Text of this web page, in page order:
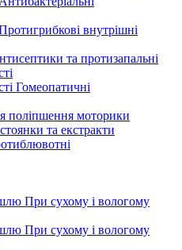
внутрішні
та протизапальні
Гомеопатичні
поліпшення моторики
та екстракти
При сухому і вологому
При сухому і вологому